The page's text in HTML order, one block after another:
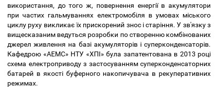
використання, до того ж, повернення енергії в акумулятори
при частих гальмуваннях електромобіля в умовах міського
циклу руху викликає їх прискорений знос і старіння. У зв'язку з
вищесказаним ведуться розробки по створенню комбінованих
джерел живлення на базі акумуляторів і суперконденсаторів.
Кафедрою «АЕМС» НТУ «ХПІ» була запатентована в 2013 році
схема електроприводу з застосуванням суперконденсаторних
батарей в якості буферного накопичувача в рекуперативних
режимах.